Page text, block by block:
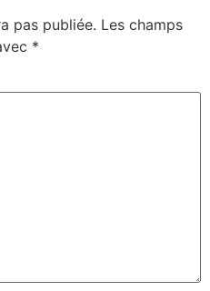
pas publiée. Les champs
*